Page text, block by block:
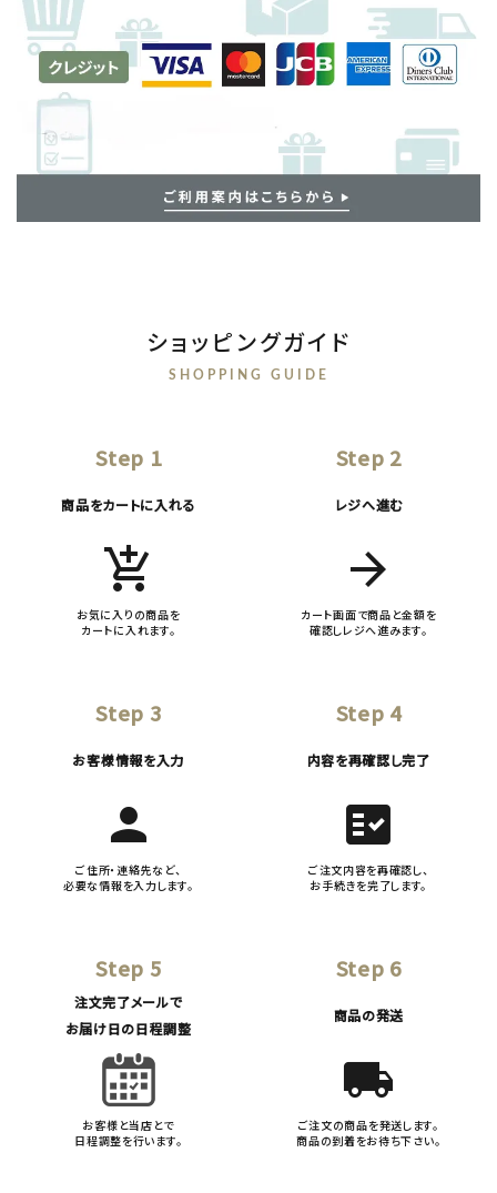
ショッピングガイド
SHOPPING GUIDE
Step 1
商品をカートに入れる
add_shopping_cart
お気に入りの商品を
カートに入れます。
Step 2
レジへ進む
arrow_forward
カート画面で商品と金額を
確認しレジへ進みます。
Step 3
お客様情報を入力
person
ご住所・連絡先など、
必要な情報を入力します。
Step 4
内容を再確認し完了
fact_check
ご注文内容を再確認し、
お手続きを完了します。
Step 5
注文完了メールで
お届け日の日程調整
お客様と当店とで
日程調整を行います。
Step 6
商品の発送
local_shipping
ご注文の商品を発送します。
商品の到着をお待ち下さい。